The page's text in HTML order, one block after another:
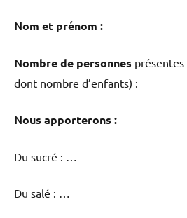
Nom et prénom :
Nombre de personnes présentes
dont nombre d’enfants) :
Nous apporterons :
Du sucré : …
Du salé : …